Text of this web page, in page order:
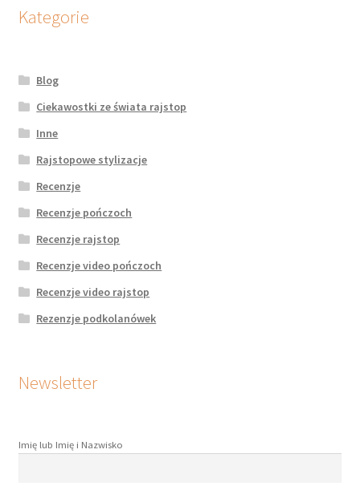
Kategorie
Blog
Ciekawostki ze świata rajstop
Inne
Rajstopowe stylizacje
Recenzje
Recenzje pończoch
Recenzje rajstop
Recenzje video pończoch
Recenzje video rajstop
Rezenzje podkolanówek
Newsletter
Imię lub Imię i Nazwisko